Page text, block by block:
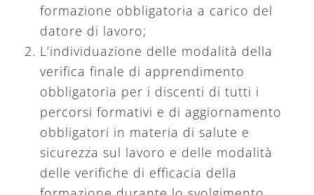
formazione obbligatoria a carico del
datore di lavoro;
L’individuazione delle modalità della
verifica finale di apprendimento
obbligatoria per i discenti di tutti i
percorsi formativi e di aggiornamento
obbligatori in materia di salute e
sicurezza sul lavoro e delle modalità
delle verifiche di efficacia della